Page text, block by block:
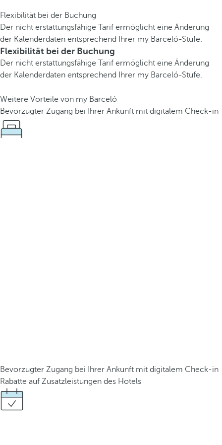
Flexibilität bei der Buchung
Der nicht erstattungsfähige Tarif ermöglicht eine Änderung
der Kalenderdaten entsprechend Ihrer my Barceló-Stufe.
Flexibilität bei der Buchung
Der nicht erstattungsfähige Tarif ermöglicht eine Änderung
der Kalenderdaten entsprechend Ihrer my Barceló-Stufe.
Weitere Vorteile von my Barceló
Bevorzugter Zugang bei Ihrer Ankunft mit digitalem Check-in
Bevorzugter Zugang bei Ihrer Ankunft mit digitalem Check-in
Rabatte auf Zusatzleistungen des Hotels